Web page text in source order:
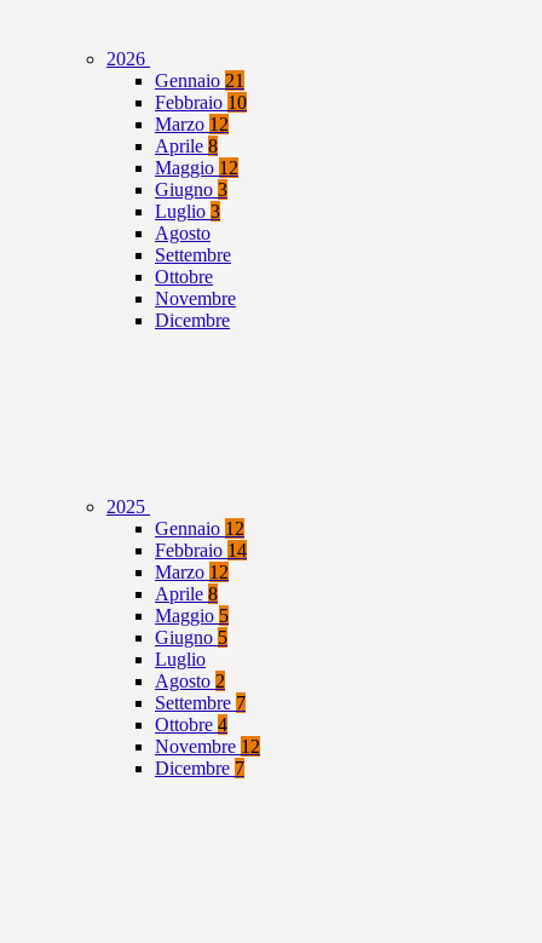
2026
Gennaio 21
Febbraio 10
Marzo 12
Aprile 8
Maggio 12
Giugno 3
Luglio 3
Agosto
Settembre
Ottobre
Novembre
Dicembre
2025
Gennaio 12
Febbraio 14
Marzo 12
Aprile 8
Maggio 5
Giugno 5
Luglio
Agosto 2
Settembre 7
Ottobre 4
Novembre 12
Dicembre 7